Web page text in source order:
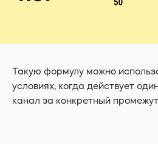
Такую формулу можно
условиях, когда действует
канал за конкретный